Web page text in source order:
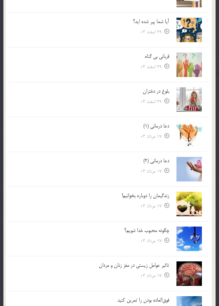
آیا شما پیر شده اید؟
29 اسفند 03
قرباني بي گناه
29 اسفند 03
بلوغ در دختران
29 اسفند 03
دعا درمانی (1)
17 مرداد 03
دعا درمانی (2)
17 مرداد 03
زندگيمان را دوباره بخوانيم!
17 مرداد 03
چگونه محبوب خدا شويم؟
17 مرداد 03
تاثیر عوامل زيستي در مغز زنان و مردان
17 مرداد 03
فوق‌العاده بودن را تمرين كنيد